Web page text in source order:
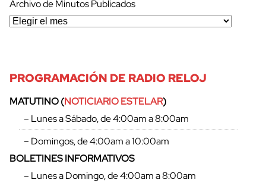
Archivo de Minutos Publicados
PROGRAMACIÓN DE RADIO RELOJ
MATUTINO (NOTICIARIO ESTELAR)
– Lunes a Sábado, de 4:00am a 8:00am
– Domingos, de 4:00am a 10:00am
BOLETINES INFORMATIVOS
– Lunes a Domingo, de 4:00am a 8:00am